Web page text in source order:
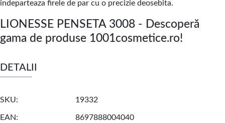
indeparteaza firele de par cu o precizie deosebita.
LIONESSE PENSETA 3008 - Descoperă
gama de produse 1001cosmetice.ro!
DETALII
SKU 19332
EAN 8697888004040